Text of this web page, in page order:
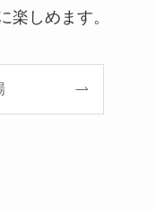
楽しめます。